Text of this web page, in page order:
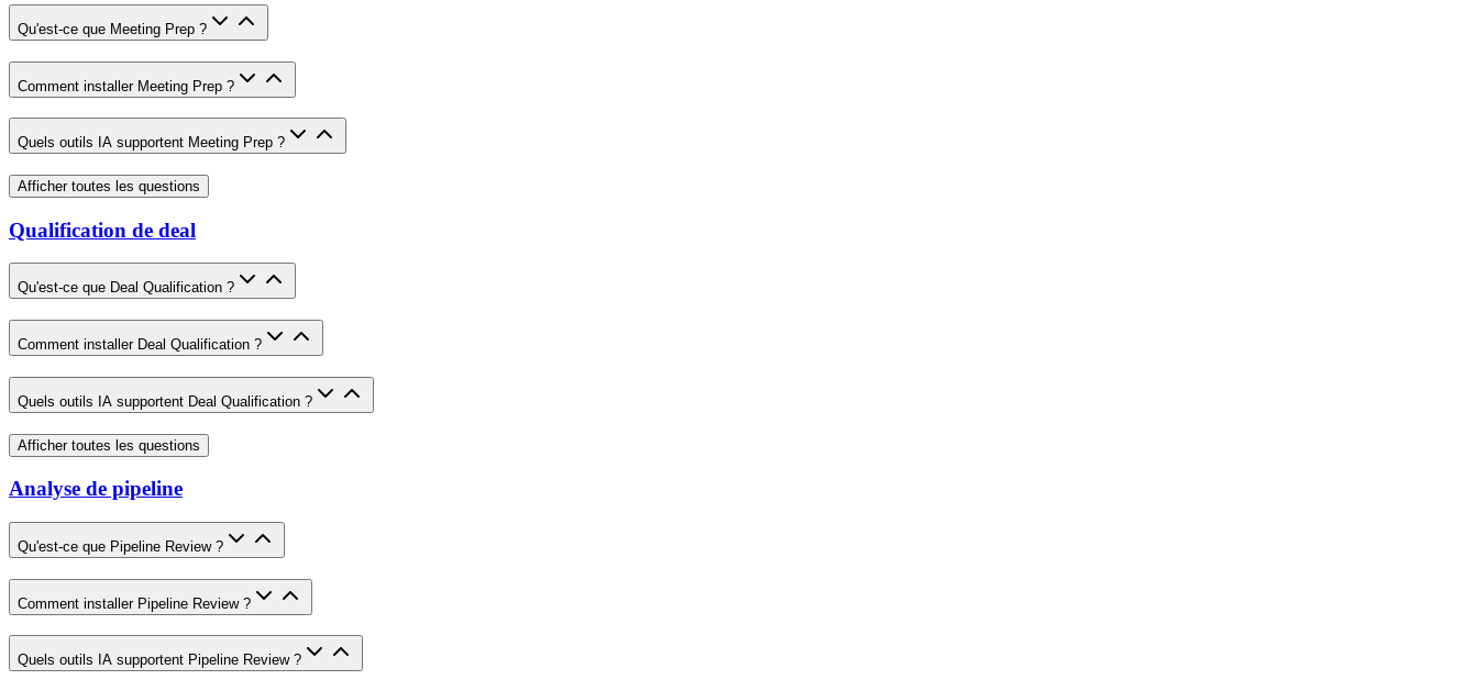
Qu'est-ce que Meeting Prep ?
Comment installer Meeting Prep ?
Quels outils IA supportent Meeting Prep ?
Afficher toutes les questions
Qualification de deal
Qu'est-ce que Deal Qualification ?
Comment installer Deal Qualification ?
Quels outils IA supportent Deal Qualification ?
Afficher toutes les questions
Analyse de pipeline
Qu'est-ce que Pipeline Review ?
Comment installer Pipeline Review ?
Quels outils IA supportent Pipeline Review ?